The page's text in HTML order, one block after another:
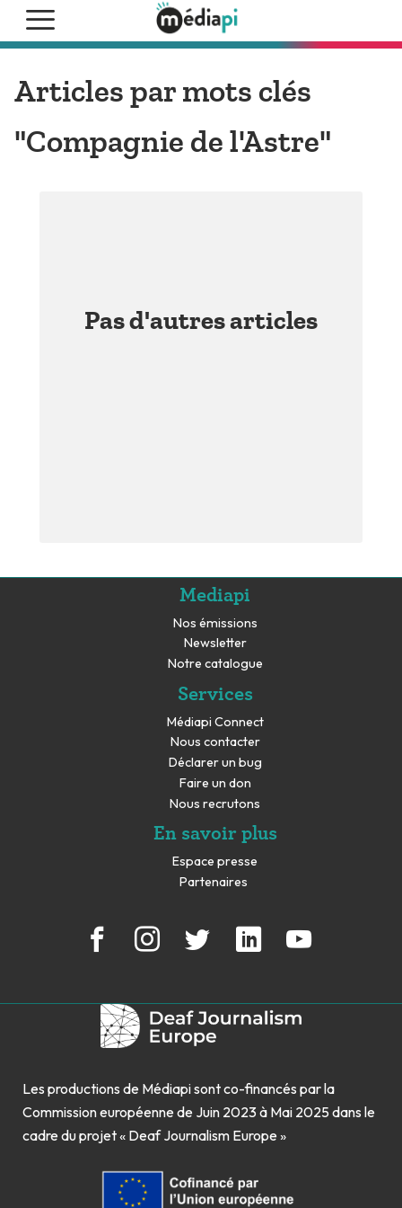
Articles par mots clés
"Compagnie de l'Astre"
Pas d'autres articles
Mediapi
Nos émissions
Newsletter
Notre catalogue
Services
Médiapi Connect
Nous contacter
Déclarer un bug
Faire un don
Nous recrutons
En savoir plus
Espace presse
Partenaires
Les productions de Médiapi sont co-financés par la
Commission européenne de Juin 2023 à Mai 2025 dans le
cadre du projet « Deaf Journalism Europe »